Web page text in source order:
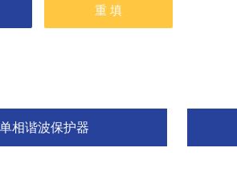
相谐波保护器